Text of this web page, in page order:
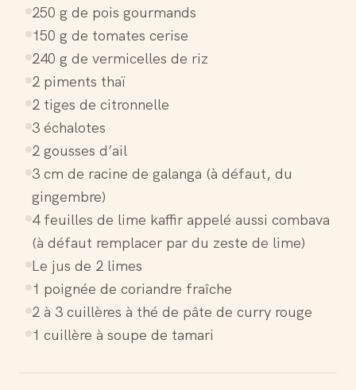
250 g de pois gourmands
150 g de tomates cerise
240 g de vermicelles de riz
2 piments thaï
2 tiges de citronnelle
3 échalotes
2 gousses d’ail
3 cm de racine de galanga (à défaut, du
gingembre)
4 feuilles de lime kaffir appelé aussi combava
(à défaut remplacer par du zeste de lime)
Le jus de 2 limes
1 poignée de coriandre fraîche
2 à 3 cuillères à thé de pâte de curry rouge
1 cuillère à soupe de tamari